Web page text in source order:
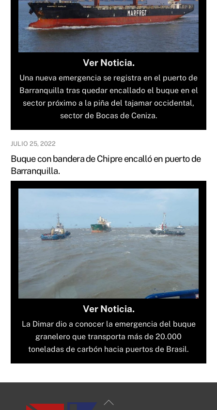
Ver Noticia.
Una nueva emergencia se registra en el puerto de
Barranquilla tras quedar encallado el buque en el
sector próximo a la piña del tajamar occidental,
sector de Bocas de Ceniza.
JULIO 25, 2022
Buque con bandera de Chipre encalló en puerto de
Barranquilla.
Ver Noticia.
La Dimar dio a conocer la emergencia del buque
granelero que transporta más de 20.000
toneladas de carbón hacia puertos de Brasil.
Back